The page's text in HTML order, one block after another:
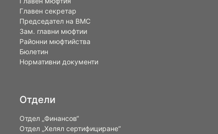
Главен секретар
Председател на ВМС
Зам. главни мюфтии
Районни мюфтийства
Бюлетин
Нормативни документи
Отдели
Отдел „Финансов“
Отдел „Хелял сертифициране“